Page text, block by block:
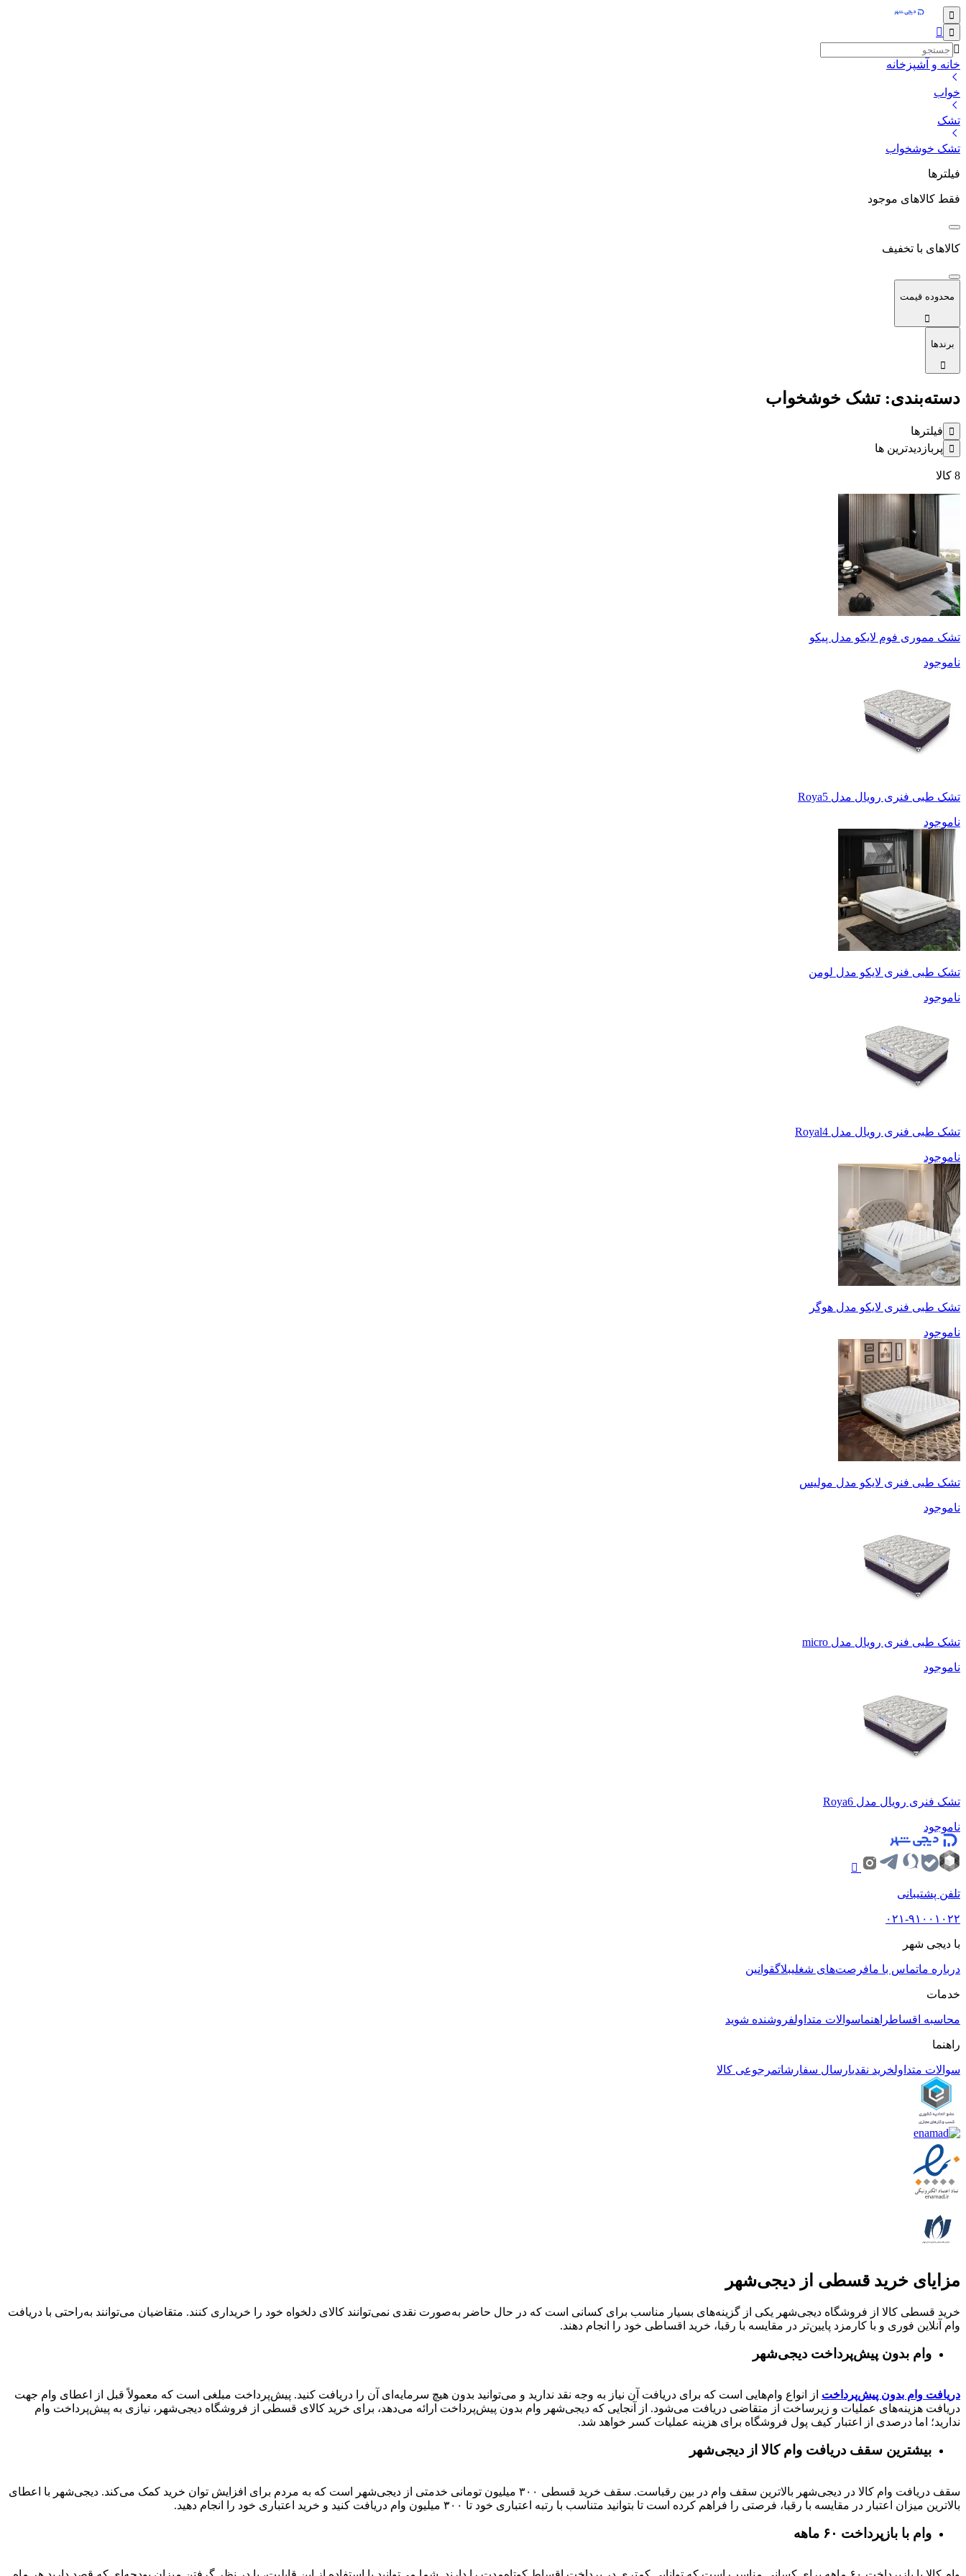
خانه و آشپزخانه
خواب
تشک
تشک خوشخواب
فیلترها
فقط کالاهای موجود
کالاهای با تخفیف
محدوده قیمت
برندها
دسته‌بندی: تشک خوشخواب
فیلترها
پربازدیدترین ها
8 کالا
تشک مموری فوم لایکو مدل پیکو
ناموجود
تشک طبی فنری رویال مدل Roya5
ناموجود
تشک طبی فنری لایکو مدل لومن
ناموجود
تشک طبی فنری رویال مدل Royal4
ناموجود
تشک طبی فنری لایکو مدل هوگر
ناموجود
تشک طبی فنری لایکو مدل مولیس
ناموجود
تشک طبی فنری رویال مدل micro
ناموجود
تشک فنری رویال مدل Roya6
ناموجود
تلفن پشتیبانی
۰۲۱-۹۱۰۰۱۰۲۲
با دیجی شهر
درباره ماتماس با مافرصت‌های شغلیبلاگقوانین
خدمات
محاسبه اقساطراهنماسوالات متداولفروشنده شوید
راهنما
سوالات متداولخرید نقدیارسال سفارشاتمرجوعی کالا
مزایای خرید قسطی از دیجی‌شهر
خرید قسطی کالا از فروشگاه دیجی‌شهر یکی از گزینه‌های بسیار مناسب برای کسانی است که در حال حاضر به‌صورت نقدی نمی‌توانند کالای دلخواه خود را خریداری کنند. متقاضیان می‌توانند به‌راحتی با دریافت
وام آنلاین فوری و با کارمزد پایین‌تر در مقایسه با رقبا، خرید اقساطی خود را انجام دهند.
وام بدون پیش‌پرداخت‌ دیجی‌شهر
دریافت وام بدون پیش‌پرداخت از انواع وام‌هایی است که برای دریافت آن نیاز به وجه نقد ندارید و می‌توانید بدون هیچ سرمایه‌ای آن را دریافت کنید. پیش‌پرداخت مبلغی است که معمولاً قبل از اعطای وام جهت
دریافت هزینه‌های عملیات و زیرساخت از متقاضی دریافت می‌شود. از آنجایی که دیجی‌شهر وام بدون پیش‌پرداخت ارائه می‌دهد، برای خرید کالای قسطی از فروشگاه دیجی‌شهر، نیازی به پیش‌پرداخت وام
ندارید؛ اما درصدی از اعتبار کیف پول فروشگاه برای هزینه عملیات کسر خواهد شد.
بیشترین سقف دریافت وام کالا از دیجی‌شهر
سقف دریافت وام کالا در دیجی‌شهر بالاترین سقف وام در بین رقباست. سقف خرید قسطی ۳۰۰ میلیون تومانی خدمتی از دیجی‌شهر است که به مردم برای افزایش توان خرید کمک می‌کند. دیجی‌شهر با اعطای
بالاترین میزان اعتبار در مقایسه با رقبا، فرصتی را فراهم کرده است تا بتوانید متناسب با رتبه اعتباری خود تا ۳۰۰ میلیون وام دریافت کنید و خرید اعتباری خود را انجام دهید.
وام با بازپرداخت ۶۰ ماهه